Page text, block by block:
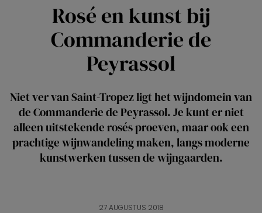
Rosé en kunst bij
Commanderie de
Peyrassol
Niet ver van Saint-Tropez ligt het wijndomein van
de Commanderie de Peyrassol. Je kunt er niet
alleen uitstekende rosés proeven, maar ook een
prachtige wijnwandeling maken, langs moderne
kunstwerken tussen de wijngaarden.
27 AUGUSTUS 2018